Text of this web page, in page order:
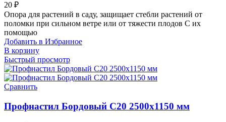
20 ₽
Опора для растений в саду, защищает стебли растений от
поломки при сильном ветре или от тяжести плодов С их
помощью
Добавить в Избранное
В корзину
Быстрый просмотр
Сравнить
Профнастил Бордовый С20 2500х1150 мм